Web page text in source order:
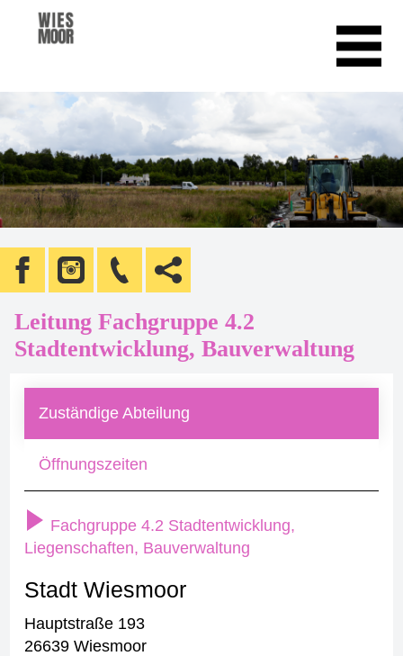
Leitung Fachgruppe 4.2
Stadtentwicklung, Bauverwaltung
Zuständige Abteilung
Öffnungszeiten
Fachgruppe 4.2 Stadtentwicklung,
Liegenschaften, Bauverwaltung
Stadt Wiesmoor
Hauptstraße 193
26639 Wiesmoor